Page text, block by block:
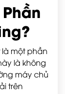
là một phần
là không
máy chủ
trên